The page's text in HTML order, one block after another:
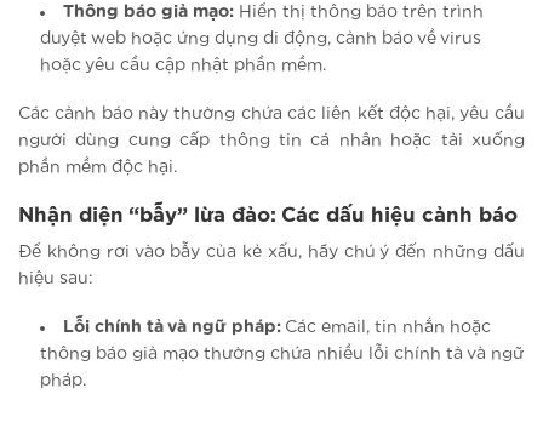
Thông báo giả mạo: Hiển thị thông báo trên trình
duyệt web hoặc ứng dụng di động, cảnh báo về virus
hoặc yêu cầu cập nhật phần mềm.
Các cảnh báo này thường chứa các liên kết độc hại, yêu cầu
người dùng cung cấp thông tin cá nhân hoặc tải xuống
phần mềm độc hại.
Nhận diện “bẫy” lừa đảo: Các dấu hiệu cảnh báo
Để không rơi vào bẫy của kẻ xấu, hãy chú ý đến những dấu
hiệu sau:
Lỗi chính tả và ngữ pháp: Các email, tin nhắn hoặc
thông báo giả mạo thường chứa nhiều lỗi chính tả và ngữ
pháp.